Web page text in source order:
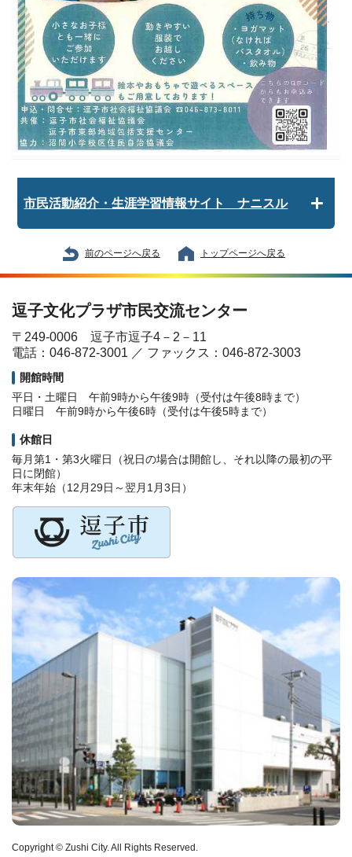
市民活動紹介・生涯学習情報サイト ナニスル
前のページへ戻る トップページへ戻る
逗子文化プラザ市民交流センター
〒249-0006 逗子市逗子4－2－11
電話：046-872-3001 ／ ファックス：046-872-3003
開館時間
平日・土曜日 午前9時から午後9時（受付は午後8時まで）
日曜日 午前9時から午後6時（受付は午後5時まで）
休館日
毎月第1・第3火曜日（祝日の場合は開館し、それ以降の最初の平
日に閉館）
年末年始（12月29日～翌月1月3日）
Copyright © Zushi City. All Rights Reserved.